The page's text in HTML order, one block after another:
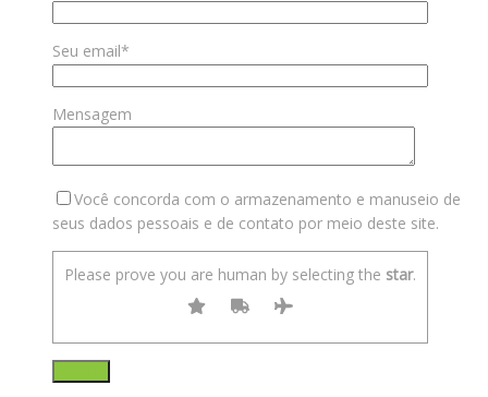
Seu email*
Mensagem
Você concorda com o armazenamento e manuseio de
seus dados pessoais e de contato por meio deste site.
Please prove you are human by selecting the star.